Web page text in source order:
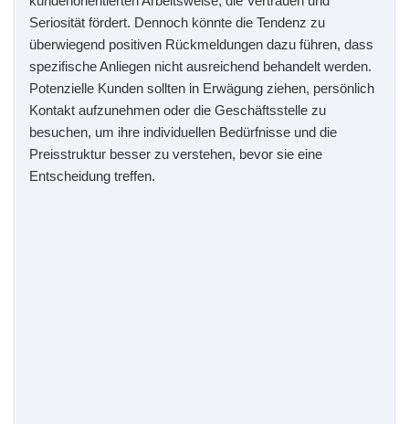
Seriosität fördert. Dennoch könnte die Tendenz zu
überwiegend positiven Rückmeldungen dazu führen, dass
spezifische Anliegen nicht ausreichend behandelt werden.
Potenzielle Kunden sollten in Erwägung ziehen, persönlich
Kontakt aufzunehmen oder die Geschäftsstelle zu
besuchen, um ihre individuellen Bedürfnisse und die
Preisstruktur besser zu verstehen, bevor sie eine
Entscheidung treffen.